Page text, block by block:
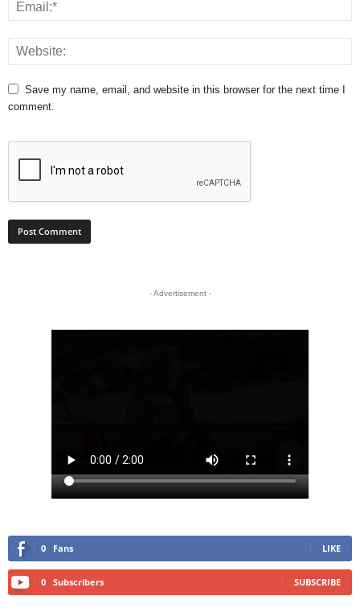
Save my name, email, and website in this browser for the next time I
comment.
- Advertisement -
0 Fans LIKE
0 Subscribers SUBSCRIBE